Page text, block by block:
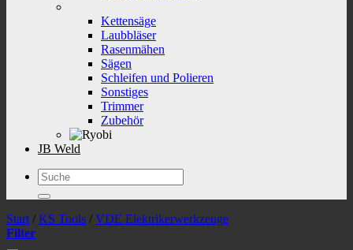
Kettensäge
Laubbläser
Rasenmähen
Sägen
Schleifen und Polieren
Sonstiges
Trimmer
Zubehör
JB Weld
Suchen
nach:
Start / KS Tools / VDE Elektrikerwerkzeuge
Filter